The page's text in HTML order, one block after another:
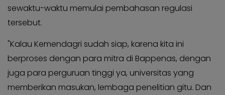
sewaktu-waktu memulai pembahasan regulasi
tersebut.
"Kalau Kemendagri sudah siap, karena kita ini
berproses dengan para mitra di Bappenas, dengan
juga para perguruan tinggi ya, universitas yang
memberikan masukan, lembaga penelitian gitu. Dan